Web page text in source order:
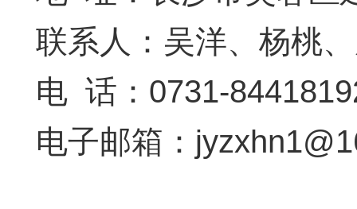
联系人：吴洋、杨桃
电 话：0731-
电子邮箱：